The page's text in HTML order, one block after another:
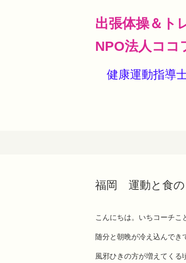
出張体操＆ト
NPO法人ココ
健康運動指
福岡 運動と食の
こんにちは。いちコーチこ
随分と朝晩が冷え込んでき
風邪ひきの方が増えてくる